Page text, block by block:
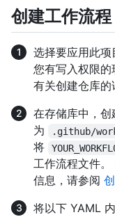
创建工作流程
选择要应用此
您有写入权限的
有关创建仓库
在存储库中，创
为
.github/
将
工作流程文件
信息，请参阅
将以下 YAML